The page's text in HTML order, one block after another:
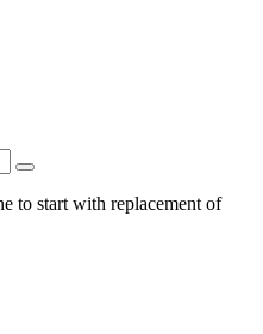
to start with replacement of